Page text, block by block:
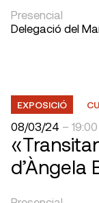
Presencial
Delegació del
EXPOSICIÓ
08/03/24 –
d’Àngela